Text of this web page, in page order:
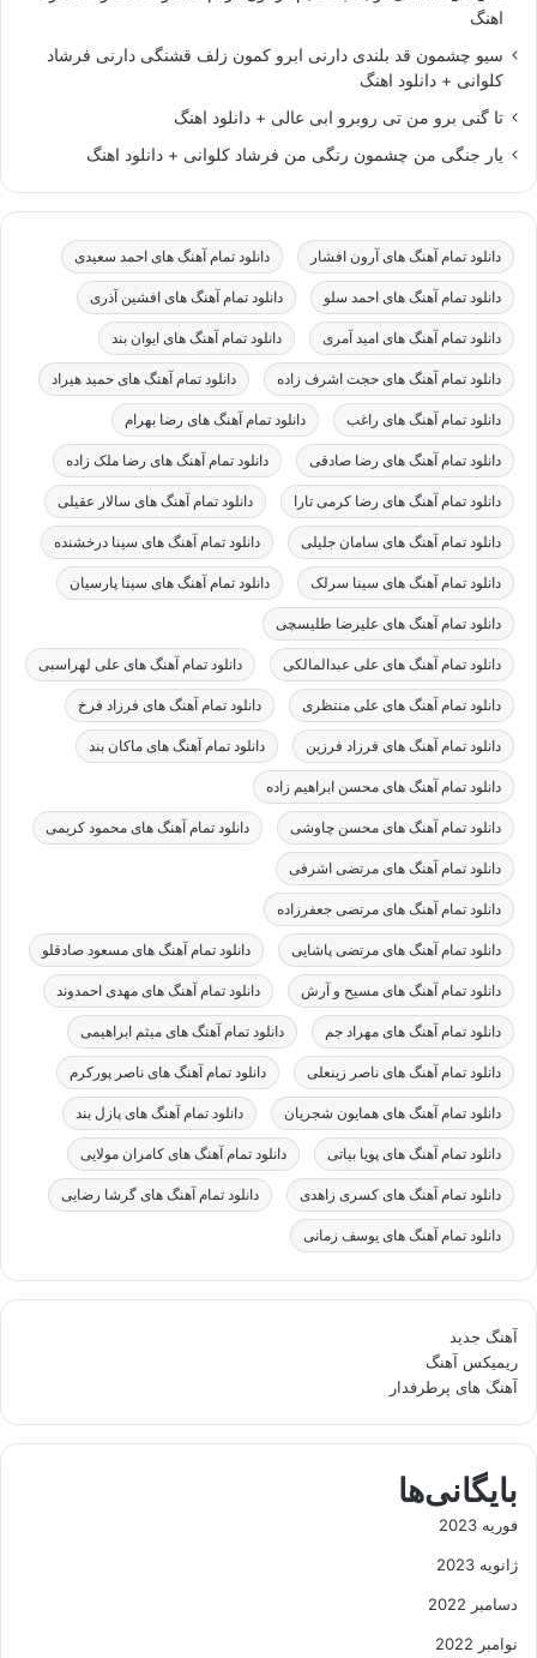
اهنگ
سیو چشمون قد بلندی دارنی ابرو کمون زلف قشنگی دارنی فرشاد
کلوانی + دانلود اهنگ
تا گنی برو من تی روبرو ابی عالی + دانلود اهنگ
یار جنگی من چشمون رنگی من فرشاد کلوانی + دانلود اهنگ
دانلود تمام آهنگ های آرون افشار دانلود تمام آهنگ های احمد سعیدی
دانلود تمام آهنگ های احمد سلو دانلود تمام آهنگ های افشین آذری
دانلود تمام آهنگ های امید آمری دانلود تمام آهنگ های ایوان بند
دانلود تمام آهنگ های حجت اشرف زاده دانلود تمام آهنگ های حمید هیراد
دانلود تمام آهنگ های راغب دانلود تمام آهنگ های رضا بهرام
دانلود تمام آهنگ های رضا صادقی دانلود تمام آهنگ های رضا ملک زاده
دانلود تمام آهنگ های رضا کرمی تارا دانلود تمام آهنگ های سالار عقیلی
دانلود تمام آهنگ های سامان جلیلی دانلود تمام آهنگ های سینا درخشنده
دانلود تمام آهنگ های سینا سرلک دانلود تمام آهنگ های سینا پارسیان
دانلود تمام آهنگ های علیرضا طلیسچی
دانلود تمام آهنگ های علی عبدالمالکی دانلود تمام آهنگ های علی لهراسبی
دانلود تمام آهنگ های علی منتظری دانلود تمام آهنگ های فرزاد فرخ
دانلود تمام آهنگ های فرزاد فرزین دانلود تمام آهنگ های ماکان بند
دانلود تمام آهنگ های محسن ابراهیم زاده
دانلود تمام آهنگ های محسن چاوشی دانلود تمام آهنگ های محمود کریمی
دانلود تمام آهنگ های مرتضی اشرفی
دانلود تمام آهنگ های مرتضی جعفرزاده
دانلود تمام آهنگ های مرتضی پاشایی دانلود تمام آهنگ های مسعود صادقلو
دانلود تمام آهنگ های مسیح و آرش دانلود تمام آهنگ های مهدی احمدوند
دانلود تمام آهنگ های مهراد جم دانلود تمام آهنگ های میثم ابراهیمی
دانلود تمام آهنگ های ناصر زینعلی دانلود تمام آهنگ های ناصر پورکرم
دانلود تمام آهنگ های همایون شجریان دانلود تمام آهنگ های پازل بند
دانلود تمام آهنگ های پویا بیاتی دانلود تمام آهنگ های کامران مولایی
دانلود تمام آهنگ های کسری زاهدی دانلود تمام آهنگ های گرشا رضایی
دانلود تمام آهنگ های یوسف زمانی
آهنگ جدید
ریمیکس آهنگ
آهنگ های پرطرفدار
بایگانی‌ها
فوریه 2023
ژانویه 2023
دسامبر 2022
نوامبر 2022